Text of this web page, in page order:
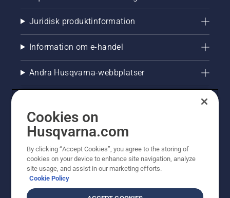
Juridisk produktinformation
Information om e-handel
Andra Husqvarna-webbplatser
© Husqvarna AB (publ). All rights reserved. Priserna
som visas är rekommenderade cirkapriser. Alla angivna
Cookies on
Husqvarna.com
By clicking “Accept Cookies”, you agree to the storing of
cookies on your device to enhance site navigation, analyze
site usage, and assist in our marketing efforts.
Cookie Policy